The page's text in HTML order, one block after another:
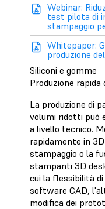
Webinar:
test pilota di
stampaggio
Whitepaper:
produzione
Siliconi e gomme
Produzione
La produzione di
volumi ridotti può
a livello tecnico.
rapidamente in
stampaggio o la
stampanti 3D
cui la flessibilità
software CAD,
modifica dei